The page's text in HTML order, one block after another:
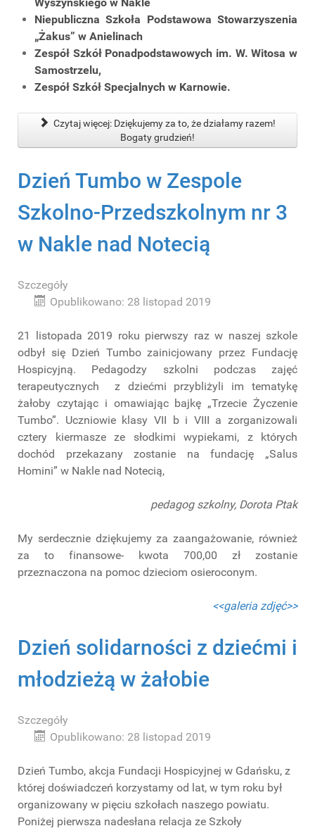
Wyszyńskiego w Nakle
Niepubliczna Szkoła Podstawowa Stowarzyszenia
„Żakus” w Anielinach
Zespół Szkół Ponadpodstawowych im. W. Witosa w
Samostrzelu,
Zespół Szkół Specjalnych w Karnowie.
Czytaj więcej: Dziękujemy za to, że działamy razem!
Bogaty grudzień!
Dzień Tumbo w Zespole
Szkolno-Przedszkolnym nr 3
w Nakle nad Notecią
Szczegóły
Opublikowano: 28 listopad 2019
21 listopada 2019 roku pierwszy raz w naszej szkole
odbył się Dzień Tumbo zainicjowany przez Fundację
Hospicyjną. Pedagodzy szkolni podczas zajęć
terapeutycznych z dziećmi przybliżyli im tematykę
żałoby czytając i omawiając bajkę „Trzecie Życzenie
Tumbo”. Uczniowie klasy VII b i VIII a zorganizowali
cztery kiermasze ze słodkimi wypiekami, z których
dochód przekazany zostanie na fundację „Salus
Homini” w Nakle nad Notecią,
pedagog szkolny, Dorota Ptak
My serdecznie dziękujemy za zaangażowanie, również
za to finansowe- kwota 700,00 zł zostanie
przeznaczona na pomoc dzieciom osieroconym.
<<galeria zdjęć>>
Dzień solidarności z dziećmi i
młodzieżą w żałobie
Szczegóły
Opublikowano: 28 listopad 2019
Dzień Tumbo, akcja Fundacji Hospicyjnej w Gdańsku, z
której doświadczeń korzystamy od lat, w tym roku był
organizowany w pięciu szkołach naszego powiatu.
Poniżej pierwsza nadesłana relacja ze Szkoły